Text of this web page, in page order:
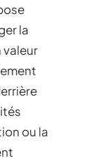
la
valeur
ou la